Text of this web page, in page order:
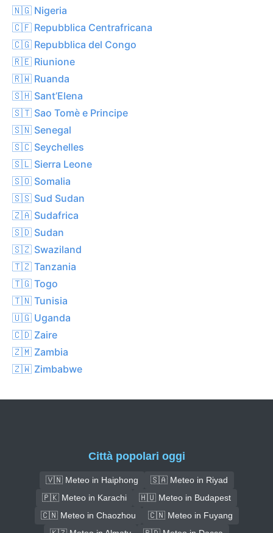
🇳🇬 Nigeria
🇨🇫 Repubblica Centrafricana
🇨🇬 Repubblica del Congo
🇷🇪 Riunione
🇷🇼 Ruanda
🇸🇭 Sant’Elena
🇸🇹 Sao Tomè e Principe
🇸🇳 Senegal
🇸🇨 Seychelles
🇸🇱 Sierra Leone
🇸🇴 Somalia
🇸🇸 Sud Sudan
🇿🇦 Sudafrica
🇸🇩 Sudan
🇸🇿 Swaziland
🇹🇿 Tanzania
🇹🇬 Togo
🇹🇳 Tunisia
🇺🇬 Uganda
🇨🇩 Zaire
🇿🇲 Zambia
🇿🇼 Zimbabwe
Città popolari oggi
🇻🇳 Meteo in Haiphong
🇸🇦 Meteo in Riyad
🇵🇰 Meteo in Karachi
🇭🇺 Meteo in Budapest
🇨🇳 Meteo in Chaozhou
🇨🇳 Meteo in Fuyang